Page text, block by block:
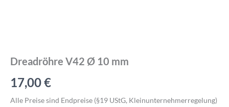
Dreadröhre V42 Ø 10 mm
17,00€
Alle Preise sind Endpreise (§19 UStG, Kleinunternehmerregelung)